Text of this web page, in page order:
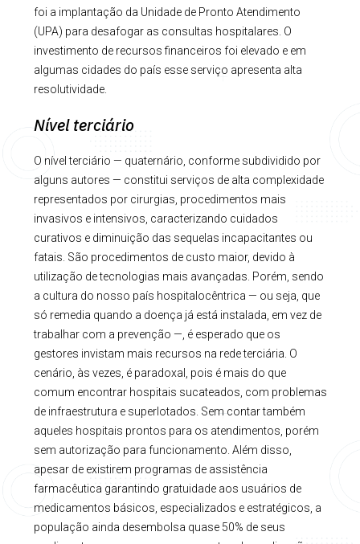
foi a implantação da Unidade de Pronto Atendimento
(UPA) para desafogar as consultas hospitalares. O
investimento de recursos financeiros foi elevado e em
algumas cidades do país esse serviço apresenta alta
resolutividade.
Nível terciário
O nível terciário — quaternário, conforme subdividido por
alguns autores — constitui serviços de alta complexidade
representados por cirurgias, procedimentos mais
invasivos e intensivos, caracterizando cuidados
curativos e diminuição das sequelas incapacitantes ou
fatais. São procedimentos de custo maior, devido à
utilização de tecnologias mais avançadas. Porém, sendo
a cultura do nosso país hospitalocêntrica — ou seja, que
só remedia quando a doença já está instalada, em vez de
trabalhar com a prevenção —, é esperado que os
gestores invistam mais recursos na rede terciária. O
cenário, às vezes, é paradoxal, pois é mais do que
comum encontrar hospitais sucateados, com problemas
de infraestrutura e superlotados. Sem contar também
aqueles hospitais prontos para os atendimentos, porém
sem autorização para funcionamento. Além disso,
apesar de existirem programas de assistência
farmacêutica garantindo gratuidade aos usuários de
medicamentos básicos, especializados e estratégicos, a
população ainda desembolsa quase 50% de seus